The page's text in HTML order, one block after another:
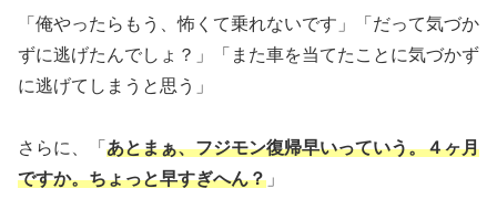
「俺やったらもう、怖くて乗れないです」「だって気づか
ずに逃げたんでしょ？」「また車を当てたことに気づかず
に逃げてしまうと思う」
さらに、「 あとまぁ、フジモン復帰早いっていう。４ヶ月
ですか。ちょっと早すぎへん？ 」